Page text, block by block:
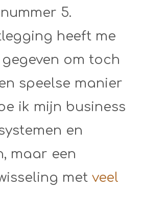
5.
heeft me
om toch
speelse manier
ik mijn business
en
maar een
met veel